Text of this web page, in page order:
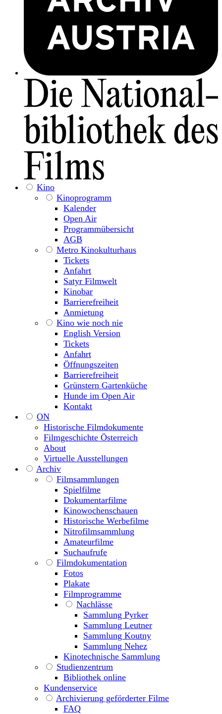
Kino
Kinoprogramm
Kalender
Open Air
Programmübersicht
AGB
Metro Kinokulturhaus
Tickets
Anfahrt
Satyr Filmwelt
Kinobar
Barrierefreiheit
Anmietung
Kino wie noch nie
English Version
Tickets
Anfahrt
Öffnungszeiten
Barrierefreiheit
Grünstern Gartenküche
Hunde im Open Air
Kontakt
ON
Historische Filmdokumente
Filmgeschichte Österreich
About
Virtuelle Ausstellungen
Archiv
Filmsammlungen
Spielfilme
Dokumentarfilme
Kinowochenschauen
Historische Werbefilme
Nitrofilmsammlung
Amateurfilme
Suchaufrufe
Filmdokumentation
Fotos
Plakate
Filmprogramme
Nachlässe
Sammlung Pyrker
Sammlung Leutner
Sammlung Koutny
Sammlung Nehez
Kinotechnische Sammlung
Studienzentrum
Bibliothek online
Kundenservice
Archivierung geförderter Filme
FAQ